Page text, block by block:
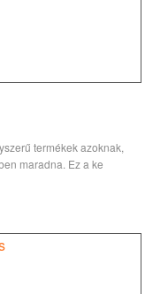
termékek azoknak,
maradna. Ez a ke